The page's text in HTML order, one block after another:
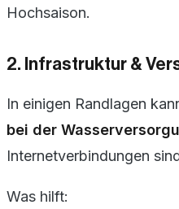
Hochsaison.
2. Infrastruktur &
In einigen Randlagen
bei der
Internetverbindungen
Was hilft: